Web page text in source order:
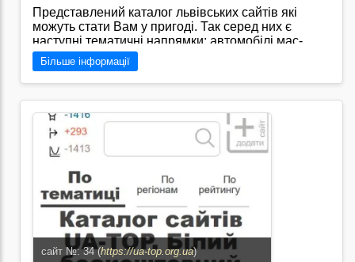
Представлений каталог львівських сайтів які
можуть стати Вам у пригоді. Так серед них є
наступні тематичні напрямки: автомобілі мас-
медіа туризм будівництво ремонт косметика
особисті сторінки та Інтернет-магазини.
Розглянемо окремо кожен з них./Під час аналізу
статей інтернет-видання "Top25 Львів" було
виявлено, що сайт спеціалізується на публікації
рей Перейти на сайт →
Більше інформації
сайт №: 34 (https://ua-top.org.ua)